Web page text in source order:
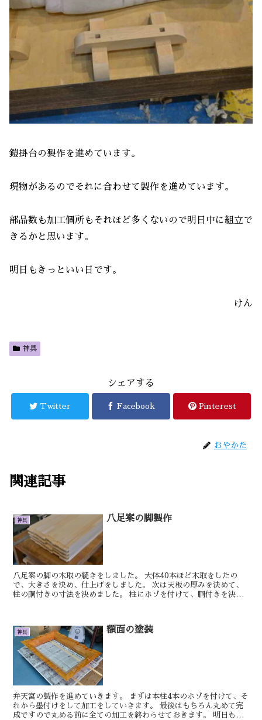
鎧掛台の製作を進めています。
現物があるのでそれに合わせて製作を進めています。
部品数も加工個所もそれほど多くないので明日中に組立で
きるかと思います。
明日もきっといい日です。
けん
神具
シェアする
Twitter Facebook Pinterest
おやかた
関連記事
神具 八足案の脚製作
八足案の脚の木取の続きをしました。 大体40本ほど木取をしたの
で、大きさを決め、仕上げをしました。 次は天板の厚みを決めて、
柱の胴付きの寸法を決めました。 柱にホゾを付けて、胴付きを決め
神具 額面の塗装
弁天宮の製作を進めていきます。 まずは本柱4本のホゾを付けて、そ
れから墨付けをして加工をしていきます。 最後はもちろん丸めて完
成ですので丸める前に全ての加工を終わらせておきます。 明日もき